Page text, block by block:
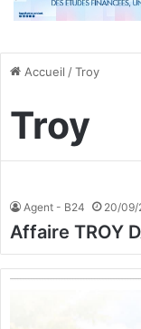
Accueil /Troy
Troy
Agent - B24 20/09/
Affaire TROY